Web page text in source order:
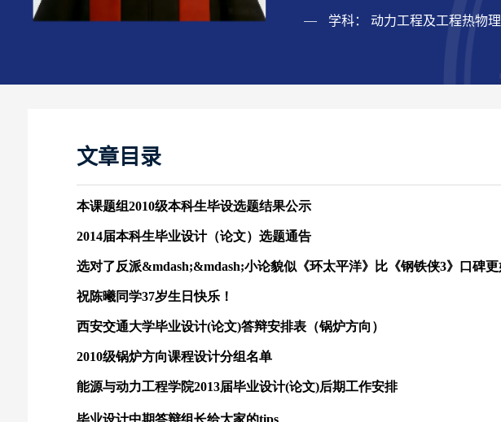
学科： 动力工程及工程热物理
文章目录